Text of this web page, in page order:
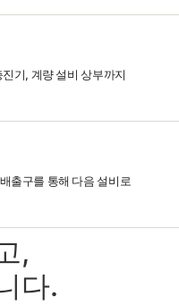
기, 계량 설비 상부까지
출구를 통해 다음 설비로
,
다.